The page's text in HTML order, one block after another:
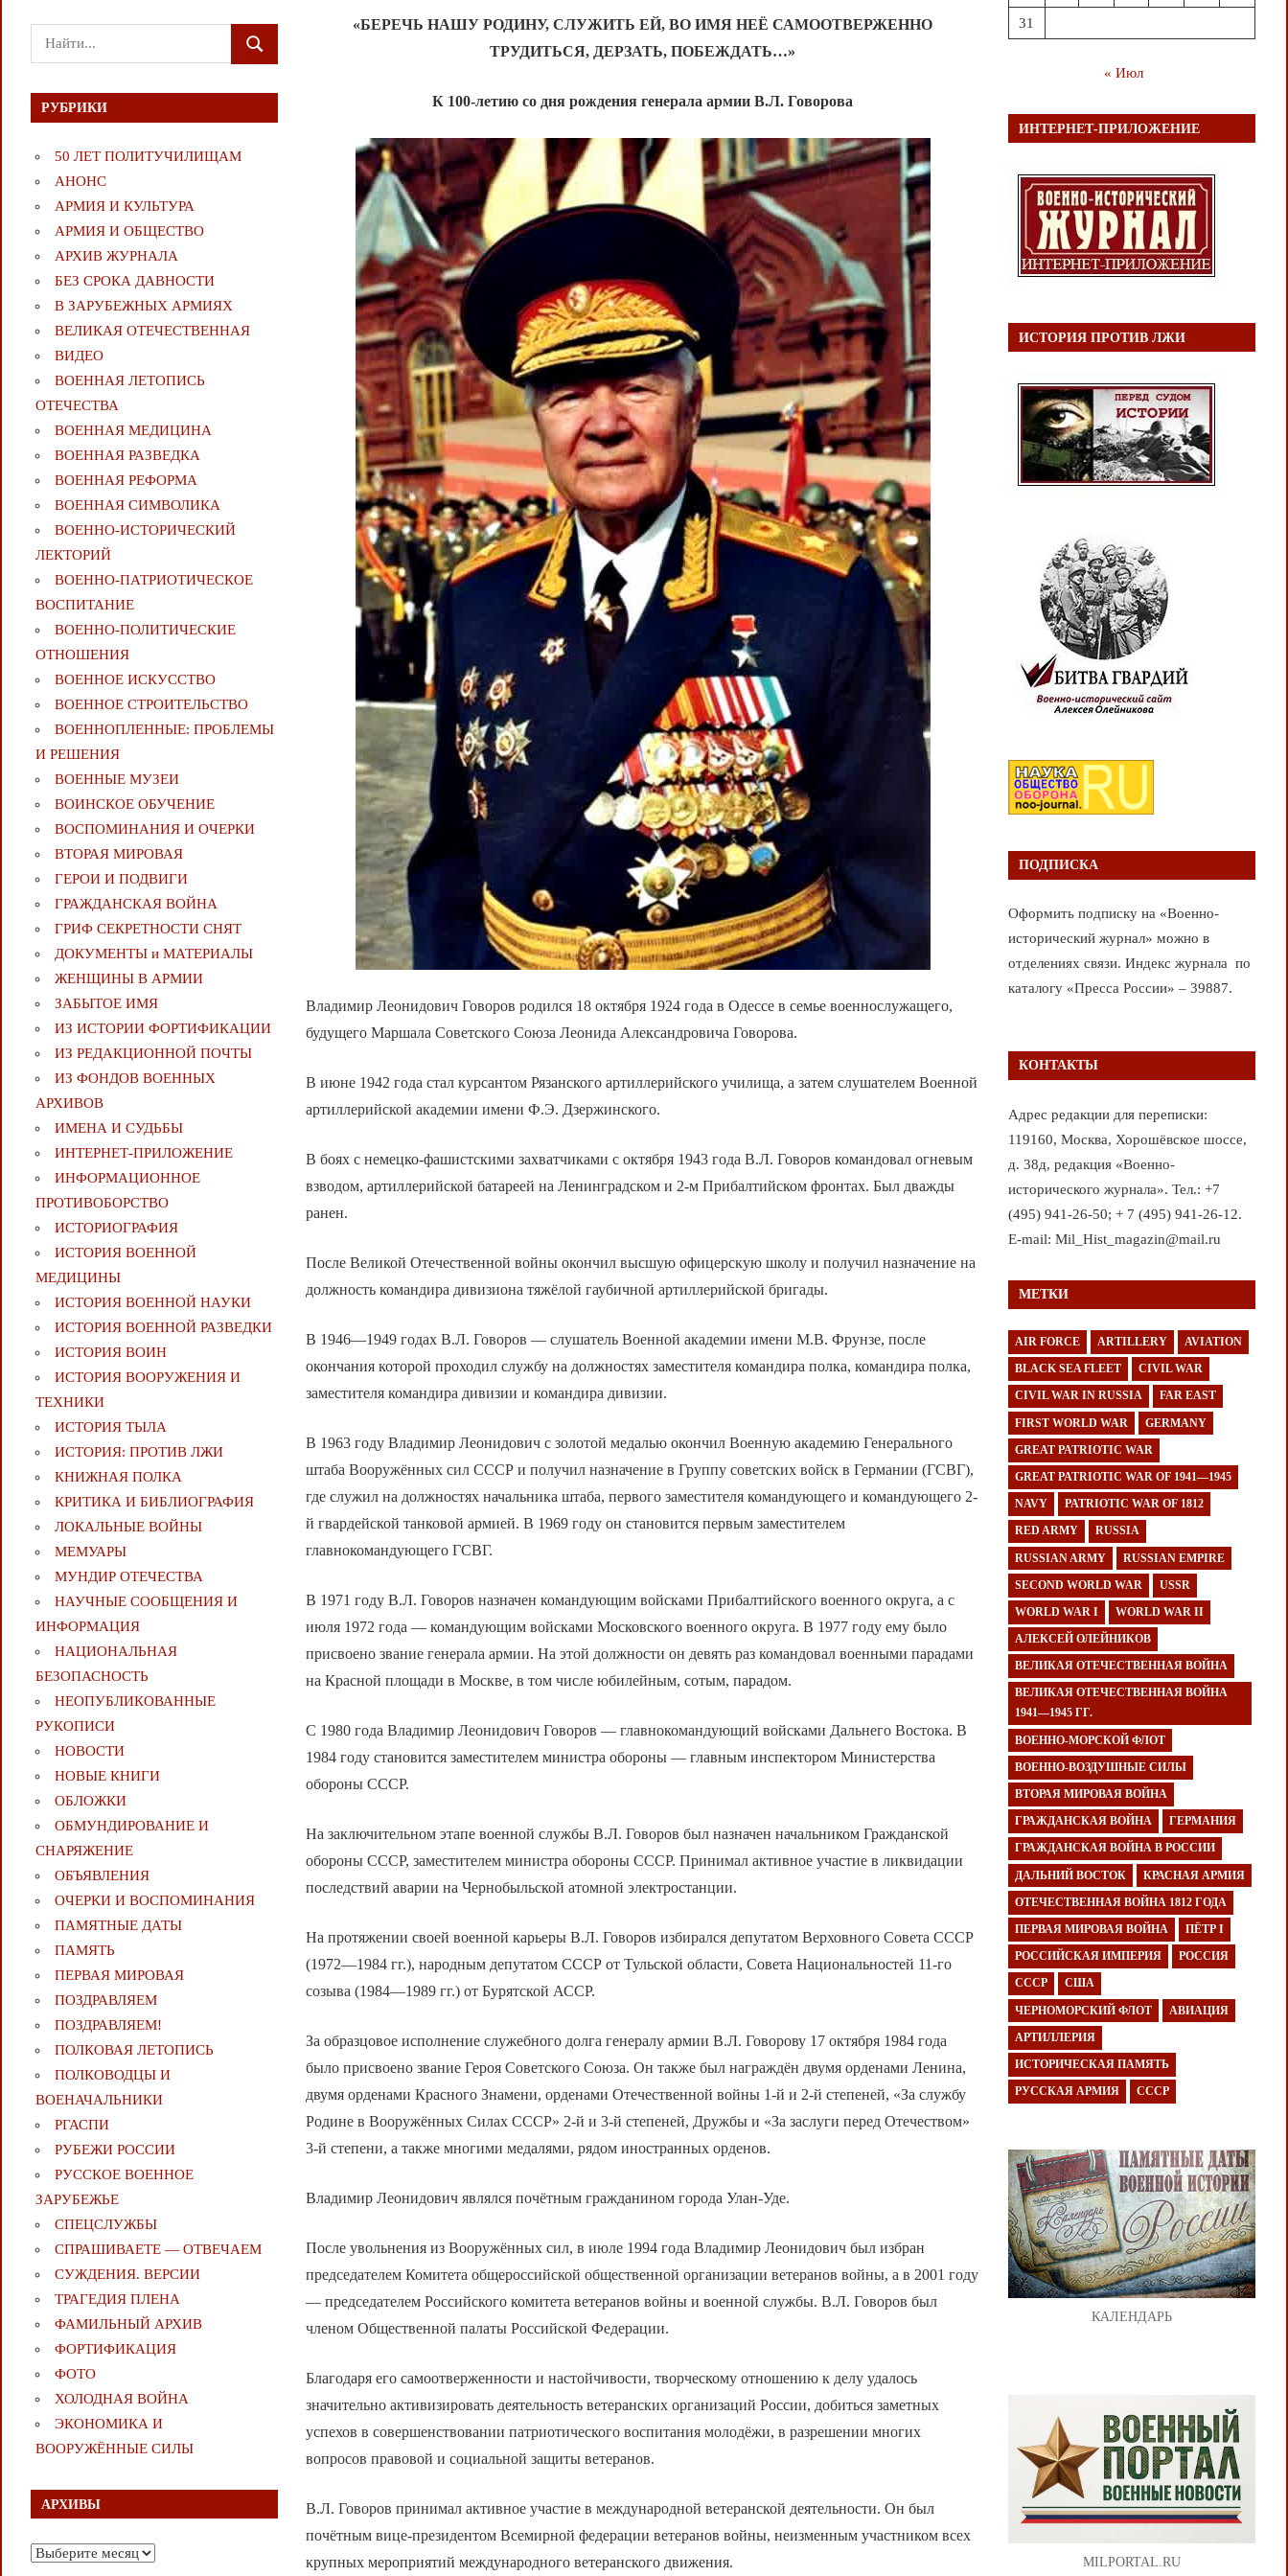
«БЕРЕЧЬ НАШУ РОДИНУ, СЛУЖИТЬ ЕЙ, ВО ИМЯ НЕЁ САМООТВЕРЖЕННО
ТРУДИТЬСЯ, ДЕРЗАТЬ, ПОБЕЖДАТЬ…»
К 100-летию со дня рождения генерала армии В.Л. Говорова
Владимир Леонидович Говоров родился 18 октября 1924 года в Одессе в семье военнослужащего,
будущего Маршала Советского Союза Леонида Александровича Говорова.
В июне 1942 года стал курсантом Рязанского артиллерийского училища, а затем слушателем Военной
артиллерийской академии имени Ф.Э. Дзержинского.
В боях с немецко-фашистскими захватчиками с октября 1943 года В.Л. Говоров командовал огневым
взводом, артиллерийской батареей на Ленинградском и 2-м Прибалтийском фронтах. Был дважды
ранен.
После Великой Отечественной войны окончил высшую офицерскую школу и получил назначение на
должность командира дивизиона тяжёлой гаубичной артиллерийской бригады.
В 1946—1949 годах В.Л. Говоров — слушатель Военной академии имени М.В. Фрунзе, после
окончания которой проходил службу на должностях заместителя командира полка, командира полка,
заместителя командира дивизии и командира дивизии.
В 1963 году Владимир Леонидович с золотой медалью окончил Военную академию Генерального
штаба Вооружённых сил СССР и получил назначение в Группу советских войск в Германии (ГСВГ),
где служил на должностях начальника штаба, первого заместителя командующего и командующего 2-
й гвардейской танковой армией. В 1969 году он становится первым заместителем
главнокомандующего ГСВГ.
В 1971 году В.Л. Говоров назначен командующим войсками Прибалтийского военного округа, а с
июля 1972 года — командующим войсками Московского военного округа. В 1977 году ему было
присвоено звание генерала армии. На этой должности он девять раз командовал военными парадами
на Красной площади в Москве, в том числе юбилейным, сотым, парадом.
С 1980 года Владимир Леонидович Говоров — главнокомандующий войсками Дальнего Востока. В
1984 году становится заместителем министра обороны — главным инспектором Министерства
обороны СССР.
На заключительном этапе военной службы В.Л. Говоров был назначен начальником Гражданской
обороны СССР, заместителем министра обороны СССР. Принимал активное участие в ликвидации
последствий аварии на Чернобыльской атомной электростанции.
На протяжении своей военной карьеры В.Л. Говоров избирался депутатом Верховного Совета СССР
(1972—1984 гг.), народным депутатом СССР от Тульской области, Совета Национальностей 11-го
созыва (1984—1989 гг.) от Бурятской АССР.
За образцовое исполнение служебного долга генералу армии В.Л. Говорову 17 октября 1984 года
было присвоено звание Героя Советского Союза. Он также был награждён двумя орденами Ленина,
двумя орденами Красного Знамени, орденами Отечественной войны 1-й и 2-й степеней, «За службу
Родине в Вооружённых Силах СССР» 2-й и 3-й степеней, Дружбы и «За заслуги перед Отечеством»
3-й степени, а также многими медалями, рядом иностранных орденов.
Владимир Леонидович являлся почётным гражданином города Улан-Уде.
После увольнения из Вооружённых сил, в июле 1994 года Владимир Леонидович был избран
председателем Комитета общероссийской общественной организации ветеранов войны, а в 2001 году
— председателем Российского комитета ветеранов войны и военной службы. В.Л. Говоров был
членом Общественной палаты Российской Федерации.
Благодаря его самоотверженности и настойчивости, творческому отношению к делу удалось
значительно активизировать деятельность ветеранских организаций России, добиться заметных
успехов в совершенствовании патриотического воспитания молодёжи, в разрешении многих
вопросов правовой и социальной защиты ветеранов.
В.Л. Говоров принимал активное участие в международной ветеранской деятельности. Он был
почётным вице-президентом Всемирной федерации ветеранов войны, неизменным участником всех
крупных мероприятий международного ветеранского движения.
Поиск
для:
ПОИСК
РУБРИКИ
50 ЛЕТ ПОЛИТУЧИЛИЩАМ
АНОНС
АРМИЯ И КУЛЬТУРА
АРМИЯ И ОБЩЕСТВО
АРХИВ ЖУРНАЛА
БЕЗ СРОКА ДАВНОСТИ
В ЗАРУБЕЖНЫХ АРМИЯХ
ВЕЛИКАЯ ОТЕЧЕСТВЕННАЯ
ВИДЕО
ВОЕННАЯ ЛЕТОПИСЬ
ОТЕЧЕСТВА
ВОЕННАЯ МЕДИЦИНА
ВОЕННАЯ РАЗВЕДКА
ВОЕННАЯ РЕФОРМА
ВОЕННАЯ СИМВОЛИКА
ВОЕННО-ИСТОРИЧЕСКИЙ
ЛЕКТОРИЙ
ВОЕННО-ПАТРИОТИЧЕСКОЕ
ВОСПИТАНИЕ
ВОЕННО-ПОЛИТИЧЕСКИE
ОТНОШЕНИЯ
ВОЕННОЕ ИСКУССТВО
ВОЕННОЕ СТРОИТЕЛЬСТВО
ВОЕННОПЛЕННЫЕ: ПРОБЛЕМЫ
И РЕШЕНИЯ
ВОЕННЫЕ МУЗЕИ
ВОИНСКОЕ ОБУЧЕНИЕ
ВОСПОМИНАНИЯ И ОЧЕРКИ
ВТОРАЯ МИРОВАЯ
ГЕРОИ И ПОДВИГИ
ГРАЖДАНСКАЯ ВОЙНА
ГРИФ СЕКРЕТНОСТИ СНЯТ
ДОКУМЕНТЫ и МАТЕРИАЛЫ
ЖЕНЩИНЫ В АРМИИ
ЗАБЫТОЕ ИМЯ
ИЗ ИСТОРИИ ФОРТИФИКАЦИИ
ИЗ РЕДАКЦИОННОЙ ПОЧТЫ
ИЗ ФОНДОВ ВОЕННЫХ
АРХИВОВ
ИМЕНА И СУДЬБЫ
ИНТЕРНЕТ-ПРИЛОЖЕНИЕ
ИНФОРМАЦИОННОЕ
ПРОТИВОБОРСТВО
ИСТОРИОГРАФИЯ
ИСТОРИЯ ВОЕННОЙ
МЕДИЦИНЫ
ИСТОРИЯ ВОЕННОЙ НАУКИ
ИСТОРИЯ ВОЕННОЙ РАЗВЕДКИ
ИСТОРИЯ ВОИН
ИСТОРИЯ ВООРУЖЕНИЯ И
ТЕХНИКИ
ИСТОРИЯ ТЫЛА
ИСТОРИЯ: ПРОТИВ ЛЖИ
КНИЖНАЯ ПОЛКА
КРИТИКА И БИБЛИОГРАФИЯ
ЛОКАЛЬНЫЕ ВОЙНЫ
МЕМУАРЫ
МУНДИР ОТЕЧЕСТВА
НАУЧНЫЕ СООБЩЕНИЯ И
ИНФОРМАЦИЯ
НАЦИОНАЛЬНАЯ
БЕЗОПАСНОСТЬ
НЕОПУБЛИКОВАННЫЕ
РУКОПИСИ
НОВОСТИ
НОВЫЕ КНИГИ
ОБЛОЖКИ
ОБМУНДИРОВАНИЕ И
СНАРЯЖЕНИЕ
ОБЪЯВЛЕНИЯ
ОЧЕРКИ И ВОСПОМИНАНИЯ
ПАМЯТНЫЕ ДАТЫ
ПАМЯТЬ
ПЕРВАЯ МИРОВАЯ
ПОЗДРАВЛЯЕМ
ПОЗДРАВЛЯЕМ!
ПОЛКОВАЯ ЛЕТОПИСЬ
ПОЛКОВОДЦЫ И
ВОЕНАЧАЛЬНИКИ
РГАСПИ
РУБЕЖИ РОССИИ
РУССКОЕ ВОЕННОЕ
ЗАРУБЕЖЬЕ
СПЕЦСЛУЖБЫ
СПРАШИВАЕТЕ — ОТВЕЧАЕМ
СУЖДЕНИЯ. ВЕРСИИ
ТРАГЕДИЯ ПЛЕНА
ФАМИЛЬНЫЙ АРХИВ
ФОРТИФИКАЦИЯ
ФОТО
ХОЛОДНАЯ ВОЙНА
ЭКОНОМИКА И
ВООРУЖЁННЫЕ СИЛЫ
АРХИВЫ
Архивы
31
« Июл
ИНТЕРНЕТ-ПРИЛОЖЕНИЕ
ИСТОРИЯ ПРОТИВ ЛЖИ
ПОДПИСКА
Оформить подписку на «Военно-
исторический журнал» можно в
отделениях связи. Индекс журнала по
каталогу «Пресса России» – 39887.
КОНТАКТЫ
Адрес редакции для переписки:
119160, Москва, Хорошёвское шоссе,
д. 38д, редакция «Военно-
исторического журнала». Тел.: +7
(495) 941-26-50; + 7 (495) 941-26-12.
E-mail: Mil_Hist_magazin@mail.ru
МЕТКИ
AIR FORCE ARTILLERY AVIATION
BLACK SEA FLEET CIVIL WAR
CIVIL WAR IN RUSSIA FAR EAST
FIRST WORLD WAR GERMANY
GREAT PATRIOTIC WAR
GREAT PATRIOTIC WAR OF 1941—1945
NAVY PATRIOTIC WAR OF 1812
RED ARMY RUSSIA
RUSSIAN ARMY RUSSIAN EMPIRE
SECOND WORLD WAR USSR
WORLD WAR I WORLD WAR II
АЛЕКСЕЙ ОЛЕЙНИКОВ
ВЕЛИКАЯ ОТЕЧЕСТВЕННАЯ ВОЙНА
ВЕЛИКАЯ ОТЕЧЕСТВЕННАЯ ВОЙНА
1941—1945 ГГ.
ВОЕННО-МОРСКОЙ ФЛОТ
ВОЕННО-ВОЗДУШНЫЕ СИЛЫ
ВТОРАЯ МИРОВАЯ ВОЙНА
ГРАЖДАНСКАЯ ВОЙНА ГЕРМАНИЯ
ГРАЖДАНСКАЯ ВОЙНА В РОССИИ
ДАЛЬНИЙ ВОСТОК КРАСНАЯ АРМИЯ
ОТЕЧЕСТВЕННАЯ ВОЙНА 1812 ГОДА
ПЕРВАЯ МИРОВАЯ ВОЙНА ПЁТР I
РОССИЙСКАЯ ИМПЕРИЯ РОССИЯ
СССР США
ЧЕРНОМОРСКИЙ ФЛОТ АВИАЦИЯ
АРТИЛЛЕРИЯ
ИСТОРИЧЕСКАЯ ПАМЯТЬ
РУССКАЯ АРМИЯ СССР
КАЛЕНДАРЬ
MILPORTAL.RU